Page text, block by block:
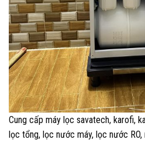
Cung cấp máy lọc savatech, karofi,
lọc tổng, lọc nước máy, lọc nước RO,